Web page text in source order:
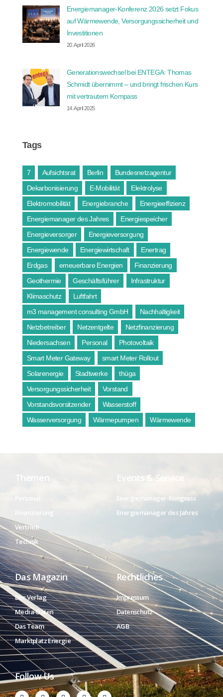
Energiemanager-Konferenz 2026 setzt Fokus
auf Wärmewende, Versorgungssicherheit und
Investitionen
20. April 2026
Generationswechsel bei ENTEGA: Thomas
Schmidt übernimmt – und bringt frischen Kurs
mit vertrautem Kompass
14. April 2025
Tags
7 Aufsichtsrat Berlin
Bundesnetzagentur
Dekarbonisierung
E-Mobilität
Elektrolyse
Elektromobilität
Energiebranche
Energieeffizienz
Energiemanager des Jahres
Energiespeicher
Energieversorger
Energieversorgung
Energiewende
Energiewirtschaft
Enertrag
Erdgas
erneuerbare Energien
Finanzierung
Geothermie
Geschäftsführer
Infrastruktur
Klimaschutz
Luftfahrt
m3 management consulting GmbH
Nachhaltigkeit
Netzbetreiber
Netzentgelte
Netzfinanzierung
Niedersachsen
Personal
Photovoltaik
Smart Meter Gateway
smart Meter Rollout
Solarenergie
Stadtwerke
thüga
Versorgungssicherheit
Vorstand
Vorstandsvorsitzender
Wasserstoff
Wasserversorgung
Wärmepumpen Wärmewende
Themen
Finanzierung
Vertrieb
Technik
Events & Service
Energiemanager-Kongress
Energiemanager des Jahres
Das Magazin
Der Verlag
Media-Daten
Das Team
Marktplatz Energie
Rechtliches
Impressum
Datenschutz
AGB
Follow Us